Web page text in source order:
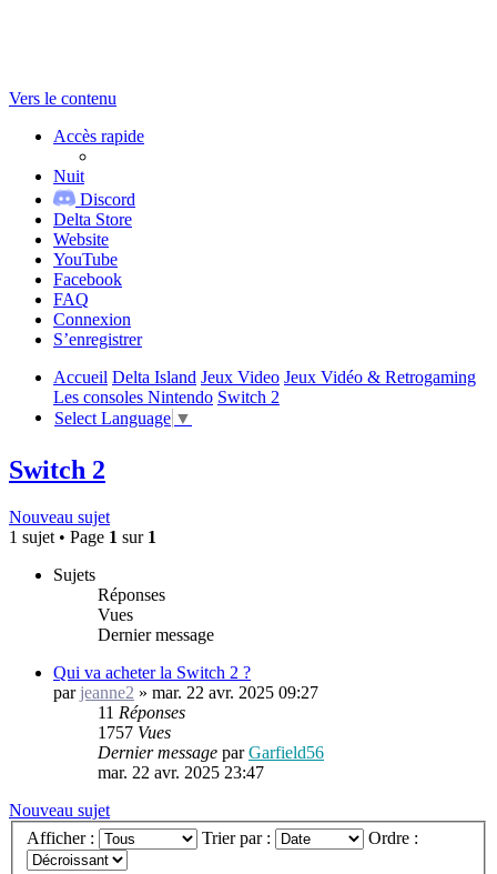
Vers le contenu
Accès rapide
Nuit
Discord
Delta Store
Website
YouTube
Facebook
FAQ
Connexion
S’enregistrer
Accueil Delta Island Jeux Video Jeux Vidéo & Retrogaming
Les consoles Nintendo Switch 2
Select Language ▼
Switch 2
Nouveau sujet
1 sujet • Page 1 sur 1
Sujets
Réponses
Vues
Dernier message
Qui va acheter la Switch 2 ?
par jeanne2 » mar. 22 avr. 2025 09:27
11 Réponses
1757 Vues
Dernier message parGarfield56
mar. 22 avr. 2025 23:47
Nouveau sujet
Afficher :
Trier par : Ordre :